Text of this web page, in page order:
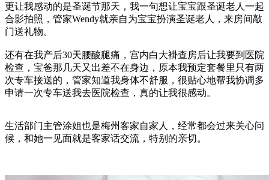
更让我感动的是圣诞节那天，我一句想让宝宝跟圣诞老人一起
合影拍照，管家Wendy就亲自为宝宝扮演圣诞老人，来房间敲
门送礼物。
还有在我产后30天腰酸腿痛，宫内白大褂查房后让我要到医院
检查，宝爸那几天又出差不在身边，原本我预定套餐里只有两
次专车接送的，管家知道我身体不舒服，很贴心地帮我协调多
申请一次专车送我去医院检查，真的让我很感动。
生活部门主管涂姐也是梅州客家自家人，经常都会过来关心问
候，和她一见面就是客家话交流，特别的亲切。